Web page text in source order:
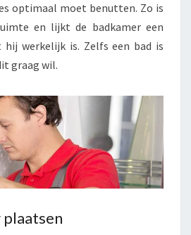
optimaal moet benutten. Zo is
en lijkt de badkamer een
werkelijk is. Zelfs een bad is
graag wil.